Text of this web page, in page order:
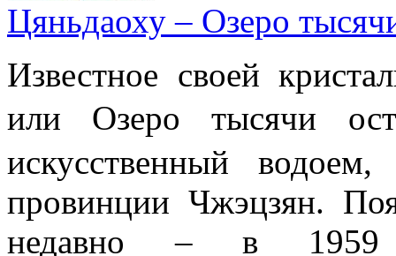
Цяньдаоху – Озеро
Известное своей
или Озеро тысячи
искусственный
провинции Чжэцзян.
недавно – в 1959